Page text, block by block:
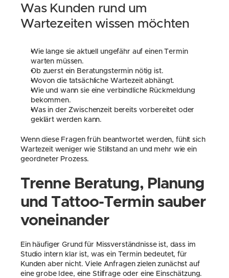
Was Kunden rund um
Wartezeiten wissen möchten
Wie lange sie aktuell ungefähr auf einen Termin
warten müssen.
Ob zuerst ein Beratungstermin nötig ist.
Wovon die tatsächliche Wartezeit abhängt.
Wie und wann sie eine verbindliche Rückmeldung
bekommen.
Was in der Zwischenzeit bereits vorbereitet oder
geklärt werden kann.
Wenn diese Fragen früh beantwortet werden, fühlt sich
Wartezeit weniger wie Stillstand an und mehr wie ein
geordneter Prozess.
Trenne Beratung, Planung
und Tattoo-Termin sauber
voneinander
Ein häufiger Grund für Missverständnisse ist, dass im
Studio intern klar ist, was ein Termin bedeutet, für
Kunden aber nicht. Viele Anfragen zielen zunächst auf
eine grobe Idee, eine Stilfrage oder eine Einschätzung.